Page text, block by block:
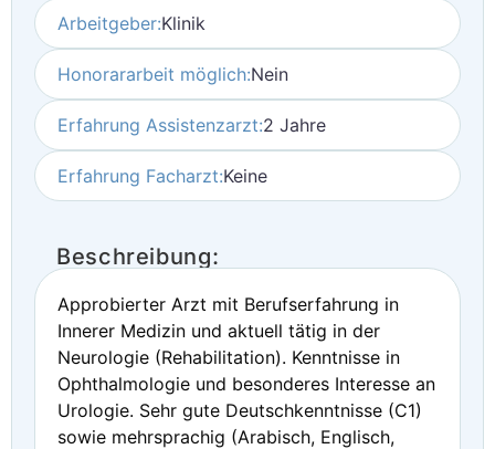
Arbeitgeber:Klinik
Honorararbeit möglich:Nein
Erfahrung Assistenzarzt:2 Jahre
Erfahrung Facharzt:Keine
Beschreibung:
Approbierter Arzt mit Berufserfahrung in
Innerer Medizin und aktuell tätig in der
Neurologie (Rehabilitation). Kenntnisse in
Ophthalmologie und besonderes Interesse an
Urologie. Sehr gute Deutschkenntnisse (C1)
sowie mehrsprachig (Arabisch, Englisch,